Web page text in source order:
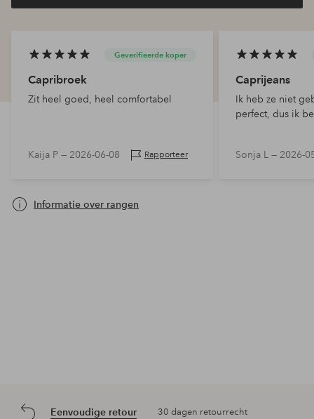
Geverifieerde koper
Capribroek
Zit heel goed, heel comfortabel
Kaija P — 2026-06-08 Rapporteer
Caprijeans
Ik heb ze niet
perfect, dus ik
Sonja L — 2026-
Informatie over rangen
Eenvoudige retour 30 dagen retourrecht